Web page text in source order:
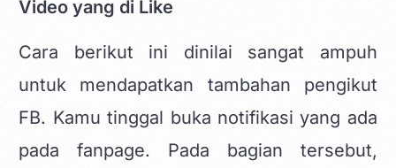
Video yang di Like
Cara berikut ini dinilai sangat ampuh
untuk mendapatkan tambahan pengikut
FB. Kamu tinggal buka notifikasi yang ada
pada fanpage. Pada bagian tersebut,